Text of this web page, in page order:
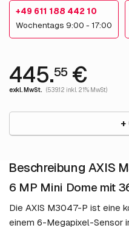
+49 611 188 442 10
Wochentags 9:00 - 17:00
445.55€
exkl. MwSt. (539.12 inkl. 21% MwSt)
Beschreibung AXIS
6 MP Mini Dome mit
Die AXIS M3047-P ist eine
einem 6-Megapixel-Sensor